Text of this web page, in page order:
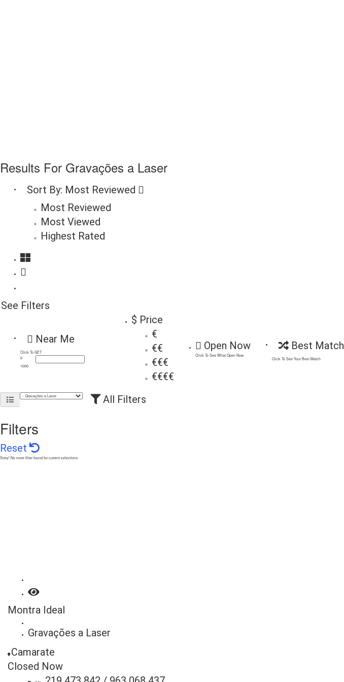
Results For Gravações a Laser
Sort By: Most Reviewed
Most Reviewed
Most Viewed
Highest Rated
See Filters
Near Me
Click To GET
0
1000
$ Price
€
€€
€€€
€€€€
Open Now
Click To See What Open Now
Best Match
Click To See Your Best Match
All Filters
Filters
Reset
Sorry! No more filter found for current selections
Montra Ideal
Gravações a Laser
Camarate
Closed Now